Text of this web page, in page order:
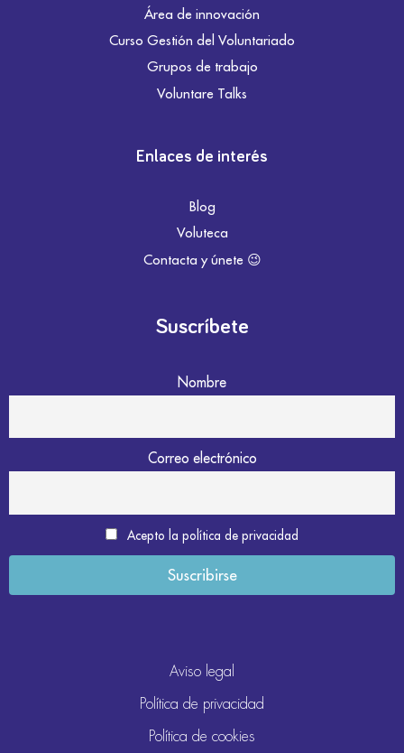
Área de innovación
Curso Gestión del Voluntariado
Grupos de trabajo
Voluntare Talks
Enlaces de interés
Blog
Voluteca
Contacta y únete 😉
Suscríbete
Nombre
Correo electrónico
Acepto la política de privacidad
Aviso legal
Política de privacidad
Política de cookies